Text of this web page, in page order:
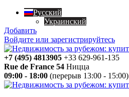
Русский
Украинский
Добавить
Войдите или зарегистрируйтесь
+7 (495) 4813905 +33 629-961-135
Rue de France 54 Ницца
09:00 - 18:00 (перерыв 13:00 - 15:00)